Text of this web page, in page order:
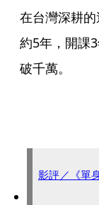
在台灣深耕
約5年，開課
破千萬。
影評／《單